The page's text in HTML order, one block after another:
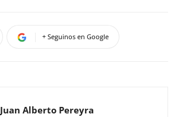
+ Seguinos en Google
Juan Alberto Pereyra